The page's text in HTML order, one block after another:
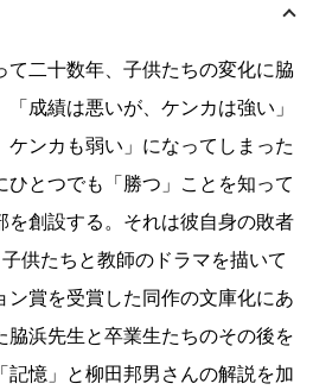
て二十数年、子供たちの変化に脇
成績は悪いが、ケンカは強い」
ケンカも弱い」になってしまった
ひとつでも「勝つ」ことを知って
を創設する。それは彼自身の敗者
供たちと教師のドラマを描いて
ン賞を受賞した同作の文庫化にあ
脇浜先生と卒業生たちのその後を
記憶」と柳田邦男さんの解説を加